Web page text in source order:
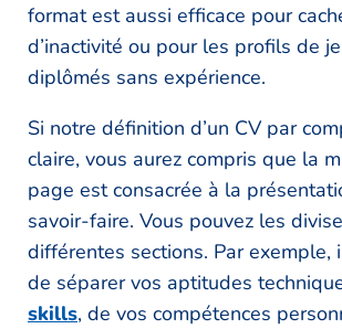
format est aussi efficace pour
d’inactivité ou pour les profils de
diplômés sans expérience.
Si notre définition d’un CV par
claire, vous aurez compris que la
page est consacrée à la
savoir-faire. Vous pouvez les
différentes sections. Par exemple,
de séparer vos aptitudes
skills, de vos compétences